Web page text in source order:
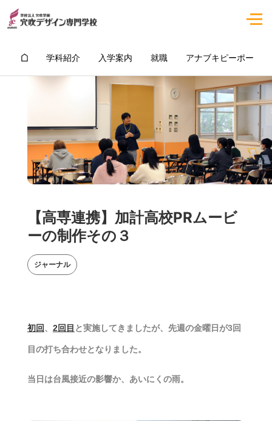
学科紹介 入学案内 就職 アナブキピーポー
【高専連携】加計高校PRムービ
ーの制作その３
ジャーナル
初回、 2回目 と実施してきましたが、先週の金曜日が3回
目の打ち合わせとなりました。
当日は台風接近の影響か、あいにくの雨。